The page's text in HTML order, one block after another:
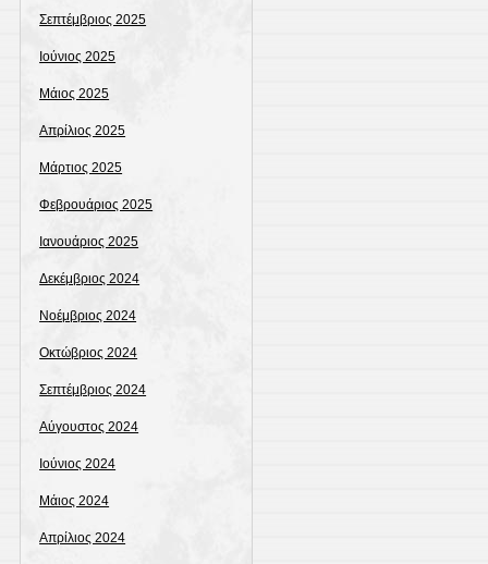
Σεπτέμβριος 2025
Ιούνιος 2025
Μάιος 2025
Απρίλιος 2025
Μάρτιος 2025
Φεβρουάριος 2025
Ιανουάριος 2025
Δεκέμβριος 2024
Νοέμβριος 2024
Οκτώβριος 2024
Σεπτέμβριος 2024
Αύγουστος 2024
Ιούνιος 2024
Μάιος 2024
Απρίλιος 2024